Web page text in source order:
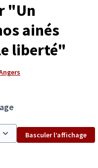
"Un
ainés
liberté"
Basculer l’affichage